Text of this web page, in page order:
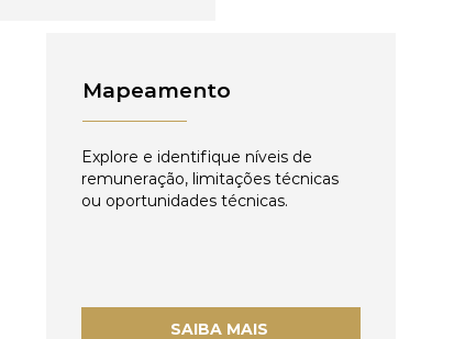
Mapeamento
Explore e identifique níveis de
remuneração, limitações técnicas
ou oportunidades técnicas.
SAIBA MAIS